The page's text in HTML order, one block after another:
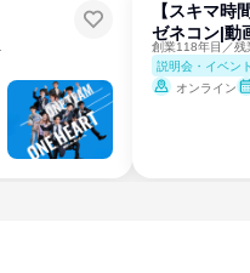
【スキマ時
ゼネコン|動
説明会・イベン
オンライン